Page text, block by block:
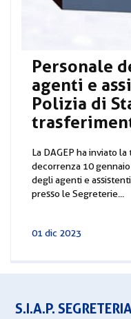
Personale
agenti e
Polizia di
La DAGEP ha inviato
decorrenza 10
degli agenti e
presso le Segreterie...
01 dic 2023
S.I.A.P.